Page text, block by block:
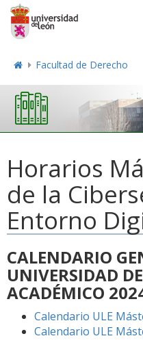
Facultad de Derecho
Horarios
de la
Entorno
CALENDARIO
UNIVERSIDAD
ACADÉMICO
Calendario ULE
Calendario ULE